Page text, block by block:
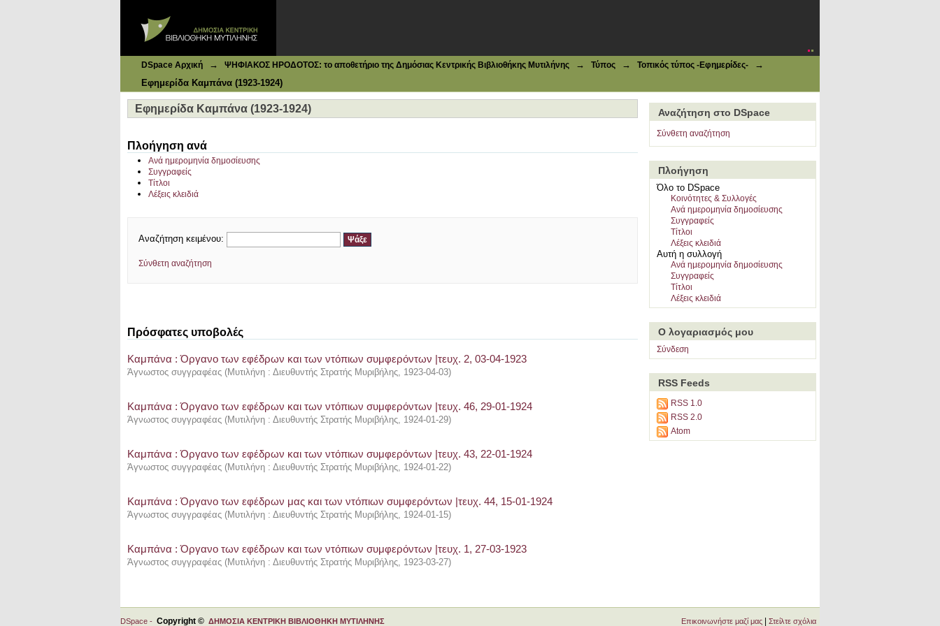
DSpace Αρχική → ΨΗΦΙΑΚΟΣ ΗΡΟΔΟΤΟΣ: το αποθετήριο της Δημόσιας Κεντρικής Βιβλιοθήκης Μυτιλήνης → Τύπος → Τοπικός τύπος -Εφημερίδες-
→
Εφημερίδα Καμπάνα (1923-1924)
Εφημερίδα Καμπάνα (1923-1924)
Πλοήγηση ανά
Ανά ημερομηνία δημοσίευσης
Συγγραφείς
Τίτλοι
Λέξεις κλειδιά
Αναζήτηση κειμένου:
Σύνθετη αναζήτηση
Πρόσφατες υποβολές
Καμπάνα : Όργανο των εφέδρων και των ντόπιων συμφερόντων |τευχ. 2, 03-04-1923
Άγνωστος συγγραφέας (Μυτιλήνη : Διευθυντής Στρατής Μυριβήλης, 1923-04-03)
Καμπάνα : Όργανο των εφέδρων και των ντόπιων συμφερόντων |τευχ. 46, 29-01-1924
Άγνωστος συγγραφέας (Μυτιλήνη : Διευθυντής Στρατής Μυριβήλης, 1924-01-29)
Καμπάνα : Όργανο των εφέδρων και των ντόπιων συμφερόντων |τευχ. 43, 22-01-1924
Άγνωστος συγγραφέας (Μυτιλήνη : Διευθυντής Στρατής Μυριβήλης, 1924-01-22)
Καμπάνα : Όργανο των εφέδρων μας και των ντόπιων συμφερόντων |τευχ. 44, 15-01-1924
Άγνωστος συγγραφέας (Μυτιλήνη : Διευθυντής Στρατής Μυριβήλης, 1924-01-15)
Καμπάνα : Όργανο των εφέδρων και των ντόπιων συμφερόντων |τευχ. 1, 27-03-1923
Άγνωστος συγγραφέας (Μυτιλήνη : Διευθυντής Στρατής Μυριβήλης, 1923-03-27)
Αναζήτηση στο DSpace
Σύνθετη αναζήτηση
Πλοήγηση
Όλο το DSpace
Κοινότητες & Συλλογές
Ανά ημερομηνία δημοσίευσης
Συγγραφείς
Τίτλοι
Λέξεις κλειδιά
Αυτή η συλλογή
Ανά ημερομηνία δημοσίευσης
Συγγραφείς
Τίτλοι
Λέξεις κλειδιά
Ο λογαριασμός μου
Σύνδεση
RSS Feeds
RSS 1.0
RSS 2.0
Atom
DSpace - Copyright © ΔΗΜΟΣΙΑ ΚΕΝΤΡΙΚΗ ΒΙΒΛΙΟΘΗΚΗ ΜΥΤΙΛΗΝΗΣ Επικοινωνήστε μαζί μας Στείλτε σχόλια